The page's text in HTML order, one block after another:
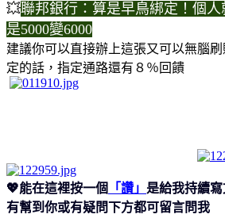
💥聯邦銀行：算是早鳥綁定！個人
是5000變6000
建議你可以直接辦上這張又可以無腦
定的話，指定通路還有８％回饋
💖能在這裡按一個 「讚」 是給我持續
有幫到你或有疑問下方都可留言問我